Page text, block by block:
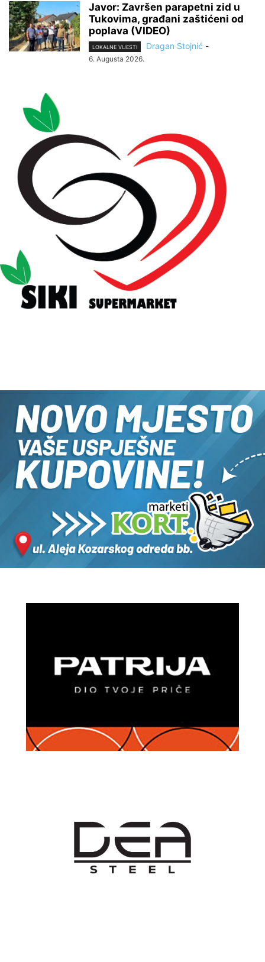
Javor: Završen parapetni zid u
Tukovima, građani zaštićeni od
poplava (VIDEO)
LOKALNE VIJESTI Dragan Stojnić -
6. Augusta 2026.